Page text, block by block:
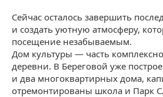
Сейчас осталось завершить
и создать уютную атмосферу,
посещение незабываемым.
Дом культуры — часть
деревни. В Береговой уже
и два многоквартирных дома,
отремонтированы школа и Парк